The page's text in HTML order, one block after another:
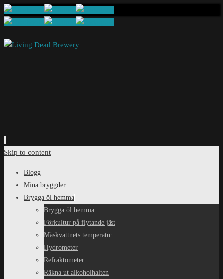
Skip to content
Blogg
Mina bryggder
Brygga öl hemma
Brygga öl hemma
Förkultur på flytande jäst
Mäskvattnets temperatur
Hydrometer
Refraktometer
Räkna ut alkoholhalten